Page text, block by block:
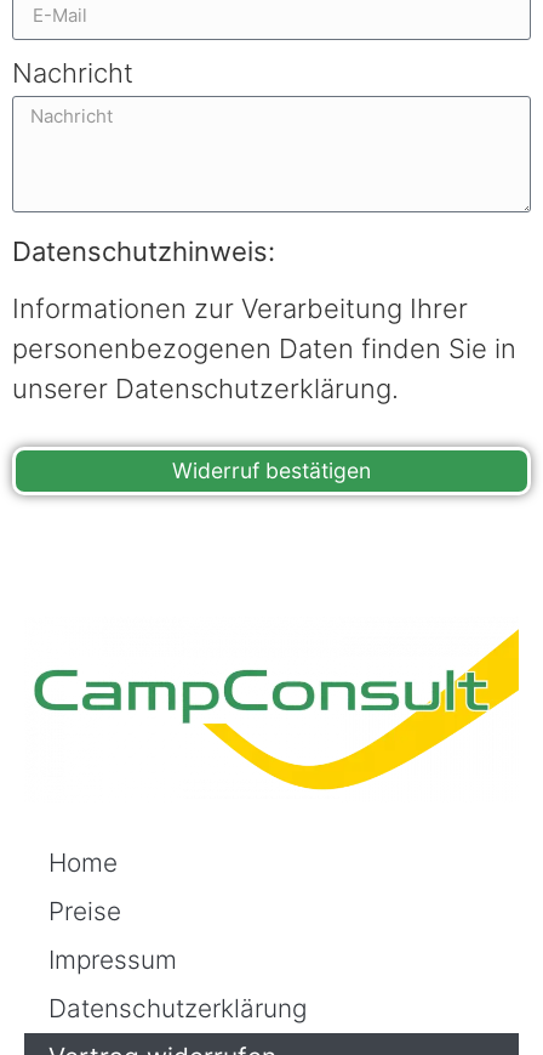
Nachricht
Datenschutzhinweis:
Informationen zur Verarbeitung Ihrer
personenbezogenen Daten finden Sie in
unserer Datenschutzerklärung.
Widerruf bestätigen
Home
Preise
Impressum
Datenschutzerklärung